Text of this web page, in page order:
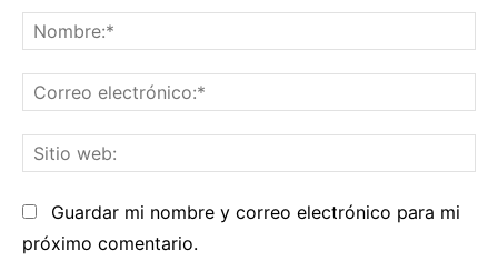
Guardar mi nombre y correo electrónico para mi
próximo comentario.